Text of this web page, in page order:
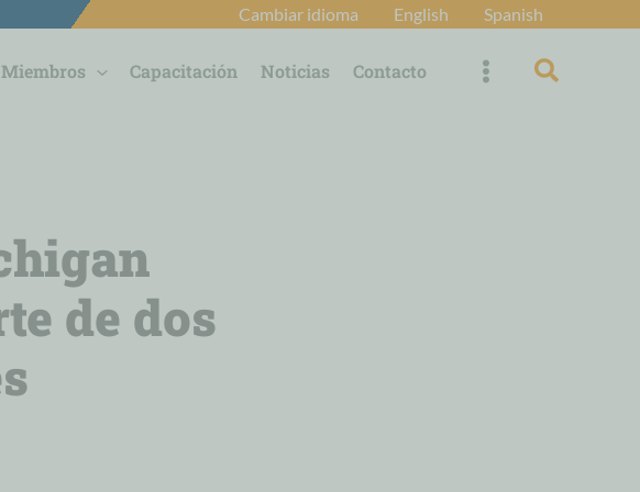
Cambiar idioma English Spanish
Miembros Capacitación Noticias Contacto
de dos